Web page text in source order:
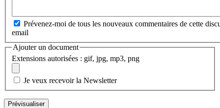
Prévenez-moi de tous les nouveaux commentaires de cette
email
Ajouter un document
Extensions autorisées : gif, jpg, mp3, png
Je veux recevoir la Newsletter